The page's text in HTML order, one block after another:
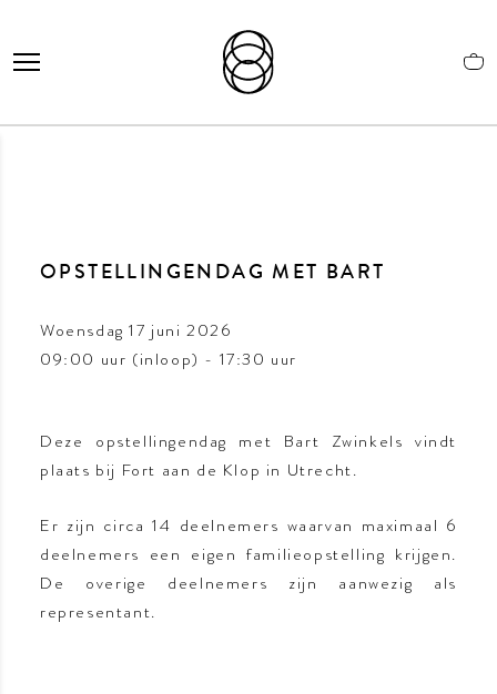
OPSTELLINGENDAG MET BART
Woensdag 17 juni 2026
09:00 uur (inloop) - 17:30 uur
Deze opstellingendag met Bart Zwinkels vindt
plaats bij Fort aan de Klop in Utrecht.
Er zijn circa 14 deelnemers waarvan maximaal 6
deelnemers een eigen familieopstelling krijgen.
De overige deelnemers zijn aanwezig als
representant.